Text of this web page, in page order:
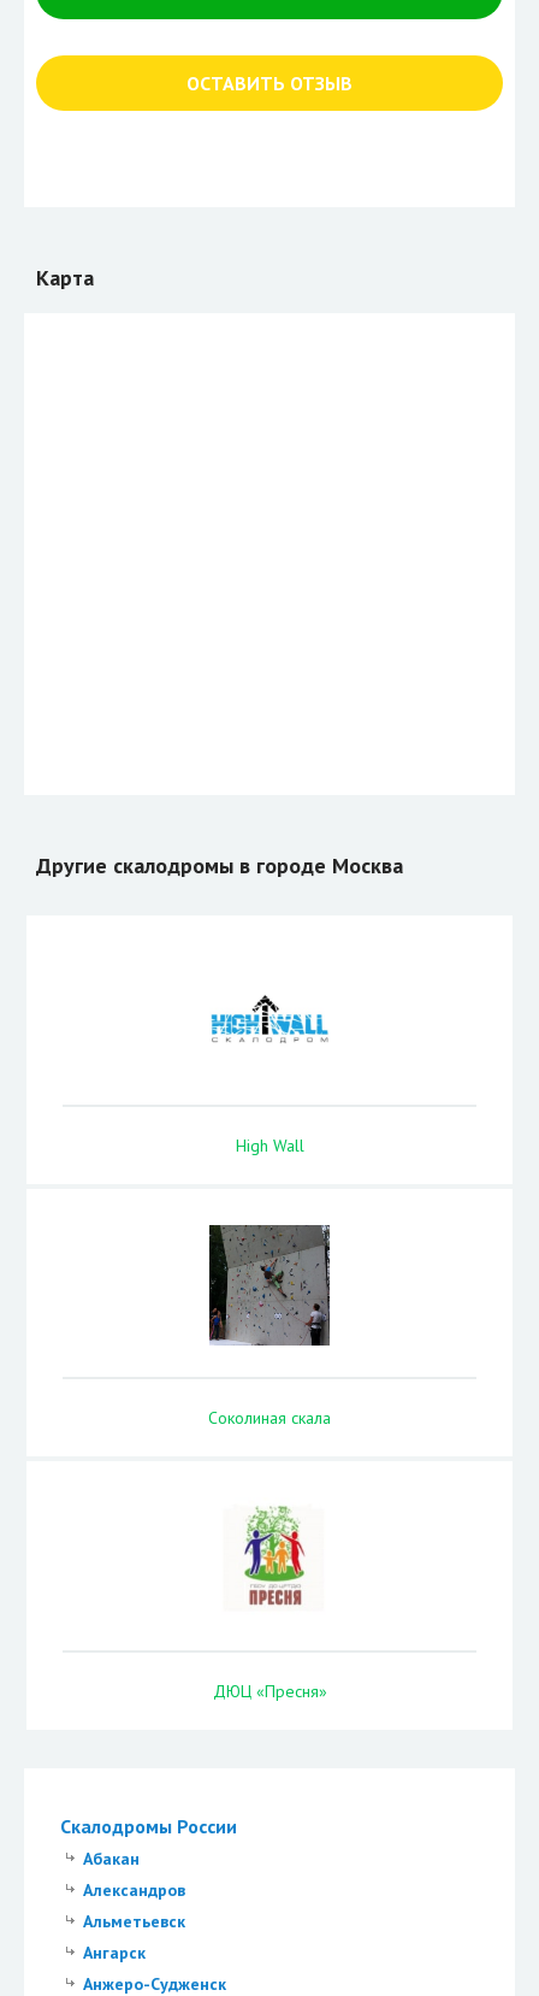
Скалодромы России
Абакан
Александров
Альметьевск
Ангарск
Анжеро-Судженск
ОСТАВИТЬ ОТЗЫВ
Карта
Другие скалодромы в городе Москва
High Wall
Соколиная скала
ДЮЦ «Пресня»